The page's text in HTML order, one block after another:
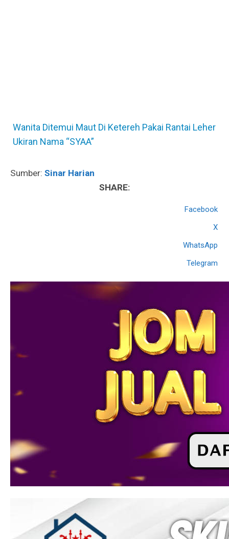
Wanita Ditemui Maut Di Ketereh Pakai Rantai Leher
Ukiran Nama “SYAA”
Sumber: Sinar Harian
SHARE:
Facebook
X
WhatsApp
Telegram